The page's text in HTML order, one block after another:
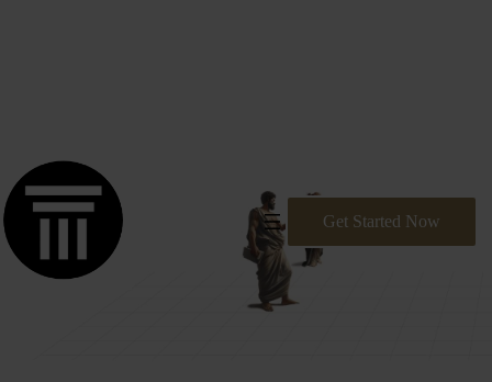
Get Started Now